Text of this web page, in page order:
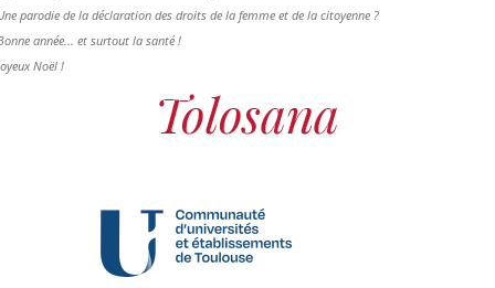
parodie de la déclaration des droits de la femme et de la citoyenne ?
année... et surtout la santé !
Noël !